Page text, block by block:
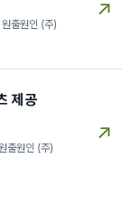
출원인 (주)
↗
제공
출원인 (주)
↗